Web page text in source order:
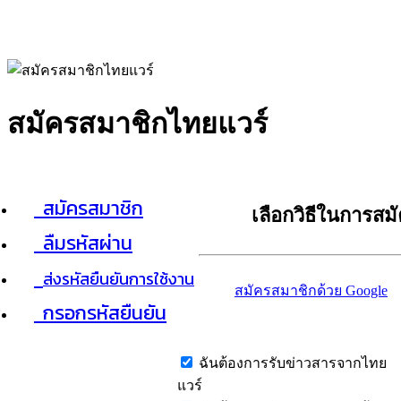
สมัครสมาชิกไทยแวร์
สมัครสมาชิก
ลืมรหัสผ่าน
ส่งรหัสยืนยันการใช้งาน
กรอกรหัสยืนยัน
เลือกวิธีในการส
สมัครสมาชิกด้วย Google
ฉันต้องการรับข่าวสารจากไทย
แวร์